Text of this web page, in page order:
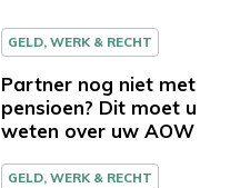
GELD, WERK & RECHT
Partner nog niet met
pensioen? Dit moet u
weten over uw AOW
GELD, WERK & RECHT